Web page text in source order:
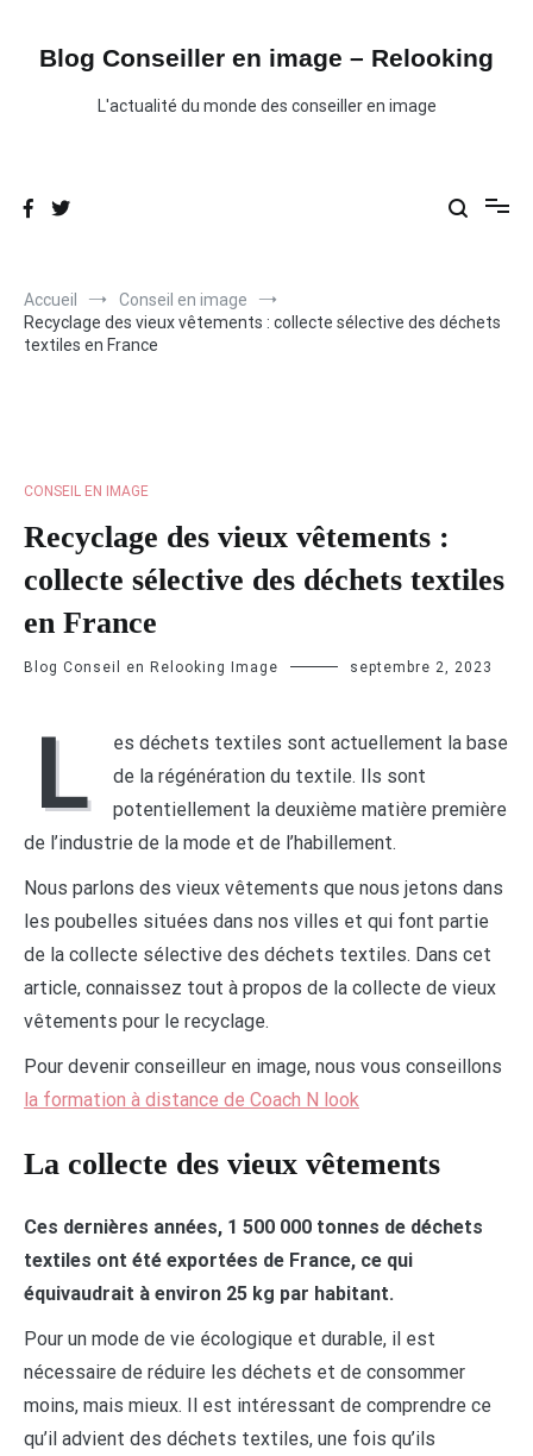
contenuBlog Conseiller en image – Relooking
L'actualité du monde des conseiller en image
Accueil
Conseil en image
Recyclage des vieux vêtements : collecte sélective des déchets
textiles en France
CONSEIL EN IMAGE
Recyclage des vieux vêtements :
collecte sélective des déchets textiles
en France
Blog Conseil en Relooking Image septembre 2, 2023
L
es déchets textiles sont actuellement la base
de la régénération du textile. Ils sont
potentiellement la deuxième matière première
de l’industrie de la mode et de l’habillement.
Nous parlons des vieux vêtements que nous jetons dans
les poubelles situées dans nos villes et qui font partie
de la collecte sélective des déchets textiles. Dans cet
article, connaissez tout à propos de la collecte de vieux
vêtements pour le recyclage.
Pour devenir conseilleur en image, nous vous conseillons
la formation à distance de Coach N look
La collecte des vieux vêtements
Ces dernières années, 1 500 000 tonnes de déchets
textiles ont été exportées de France, ce qui
équivaudrait à environ 25 kg par habitant.
Pour un mode de vie écologique et durable, il est
nécessaire de réduire les déchets et de consommer
moins, mais mieux. Il est intéressant de comprendre ce
qu’il advient des déchets textiles, une fois qu’ils